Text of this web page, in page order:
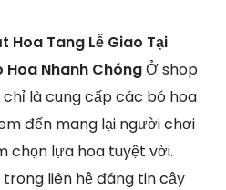
Hoa Tang Lễ Giao Tại
Hoa Nhanh ChóngỞ shop
là cung cấp các bó hoa
đến mang lại người chơi
chọn lựa hoa tuyệt vời.
liên hệ đáng tin cậy